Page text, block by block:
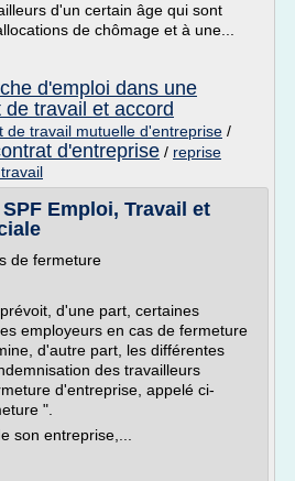
d'un certain âge qui sont
de chômage et à une...
d'emploi dans une
de travail et accord
de travail mutuelle d'entreprise /
d'entreprise / reprise
Emploi, Travail et
de fermeture
d'une part, certaines
employeurs en cas de fermeture
d'autre part, les différentes
des travailleurs
d'entreprise, appelé ci-
".
son entreprise,...